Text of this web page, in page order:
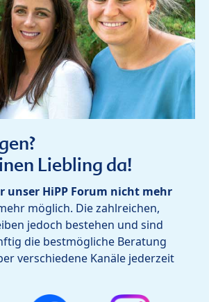
Liebling da!
unser HiPP Forum nicht mehr
möglich. Die zahlreichen,
jedoch bestehen und sind
die bestmögliche Beratung
verschiedene Kanäle jederzeit